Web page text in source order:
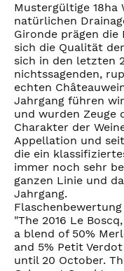
Mustergültige 18ha
natürlichen
Gironde prägen
sich die Qualität
sich in den letzten
nichtssagenden,
echten
Jahrgang führen
und wurden Zeuge
Charakter der
Appellation und
die ein
immer noch sehr
ganzen Linie und
Jahrgang.
"The 2016 Le
a blend of 50%
and 5% Petit
until 20 October.